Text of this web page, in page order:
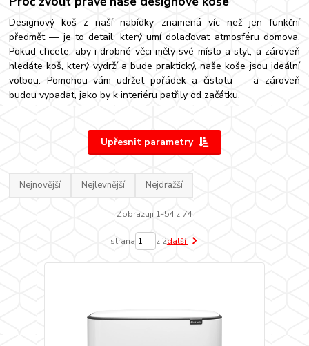
Designový koš z naší nabídky znamená víc než jen funkční
předmět — je to detail, který umí dolaďovat atmosféru domova.
Pokud chcete, aby i drobné věci měly své místo a styl, a zároveň
hledáte koš, který vydrží a bude praktický, naše koše jsou ideální
volbou. Pomohou vám udržet pořádek a čistotu — a zároveň
budou vypadat, jako by k interiéru patřily od začátku.
Upřesnit parametry
Nejnovější Nejlevnější Nejdražší
Zobrazuji 1-54 z 74
strana z 2další